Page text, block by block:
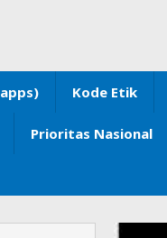
Kode Etik
Prioritas Nasional